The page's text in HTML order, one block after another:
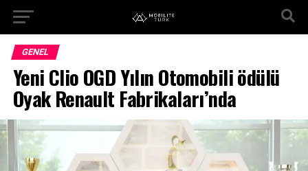
GENEL
Yeni Clio OGD Yılın Otomobili ödülü
Oyak Renault Fabrikaları’nda